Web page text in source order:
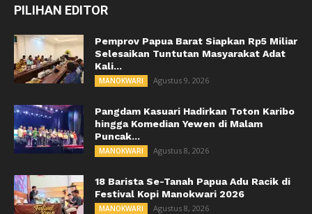
PILIHAN EDITOR
Pemprov Papua Barat Siapkan Rp5 Miliar
Selesaikan Tuntutan Masyarakat Adat
Kali...
MANOKWARI Agustus 9, 2026
Pangdam Kasuari Hadirkan Toton Karibo
hingga Komedian Yewen di Malam
Puncak...
MANOKWARI Agustus 8, 2026
18 Barista Se-Tanah Papua Adu Racik di
Festival Kopi Manokwari 2026
MANOKWARI Agustus 8, 2026